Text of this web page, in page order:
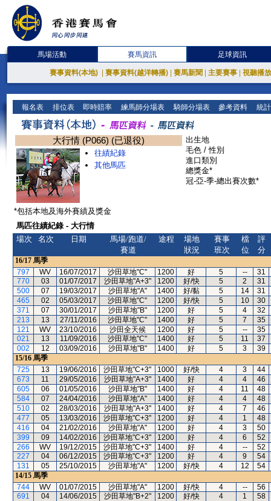
馬場活動 賽馬資訊 足球資訊
賽事資料(本地) 賽事資料(越洋轉播) 賽馬新聞 主要賽事 視聽播
報名表 排位表 即時賠率 練馬師分場表 騎師分場表 參考資料 統
大行情 (P066) (已退役)
往績紀錄
其他馬匹
出生地
毛色 / 性別
進口類別
總獎金*
冠-亞-季-總出賽次數*
*包括本地及海外賽績及獎金
馬匹往績紀錄 - 大行情
場次
名次 日期
馬場/跑道/
賽道
途程
場地
狀況
賽事
班次
檔
位
評
分
16/17 馬季
797
WV 16/07/2017 沙田草地"C" 1200 好 5 --
31
770
03 01/07/2017 沙田草地"A+3" 1200 好/快 5 2
31
500
07 19/03/2017 沙田草地"A" 1400 好/黏 5 14
31
465
02 05/03/2017 沙田草地"C" 1200 好/快 5 10
30
371
07 30/01/2017 沙田草地"B" 1200 好 5 4
32
213
13 27/11/2016 沙田草地"C" 1400 好 5 7
35
121
WV 23/10/2016 沙田全天候 1200 好 5 --
35
021
13 11/09/2016 沙田草地"C" 1400 好 5 11
37
002
12 03/09/2016 沙田草地"B" 1400 好 5 3
39
15/16 馬季
725
13 19/06/2016 沙田草地"C+3" 1000 好/快 4 3
44
673
11 29/05/2016 沙田草地"A+3" 1400 好 4 4
46
605
06 01/05/2016 沙田草地"B" 1400 好 4 11
48
584
07 24/04/2016 沙田草地"A" 1400 好 4 4
48
510
02 28/03/2016 沙田草地"A+3" 1400 好 4 7
46
477
05 13/03/2016 沙田草地"C+3" 1200 好 4 1
48
416
04 21/02/2016 沙田草地"A" 1200 好 4 3
50
399
09 14/02/2016 沙田草地"C+3" 1200 好 4 6
52
266
WV 19/12/2015 沙田草地"C+3" 1400 好 4 --
52
227
04 06/12/2015 沙田草地"C+3" 1200 好 4 9
54
131
05 25/10/2015 沙田草地"A" 1200 好/快 4 12
54
14/15 馬季
744
WV 01/07/2015 沙田草地"A" 1200 好/快 4 --
56
691
04 14/06/2015 沙田草地"B+2" 1200 好/快 4 1
58